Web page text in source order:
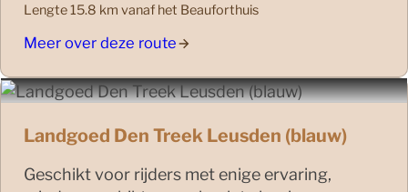
Lengte 15.8 km vanaf het Beauforthuis
Meer over deze route
Landgoed Den Treek Leusden (blauw)
Geschikt voor rijders met enige ervaring,